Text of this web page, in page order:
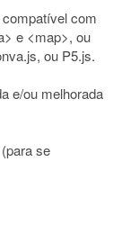
com
e <map>, ou
ou P5.js.
e/ou melhorada
se